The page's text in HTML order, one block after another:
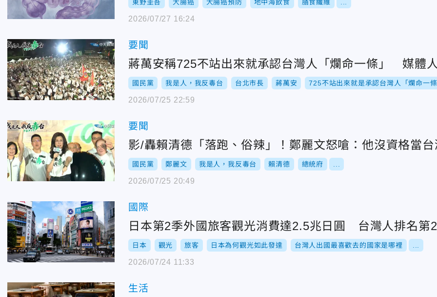
東野圭吾 大腸癌 大腸癌預防 地中海飲食 膳食纖維
2026/07/27 16:24
要聞
蔣萬安稱725不站出來就承認台灣人「爛命一條」 媒體
國民黨 我是人，我反毒台 台北市長 蔣萬安 725不站出來就是承認台灣人「爛命一條
2026/07/25 22:59
要聞
影/轟賴清德「落跑、俗辣」！鄭麗文怒嗆：他沒資格當台
國民黨 鄭麗文 我是人，我反毒台 賴清德 總統府
2026/07/25 20:49
國際
日本第2季外國旅客觀光消費達2.5兆日圓 台灣人排名第2
日本 觀光 旅客 日本為何觀光如此發達 台灣人出國最喜歡去的國家是哪裡
2026/07/24 11:33
生活